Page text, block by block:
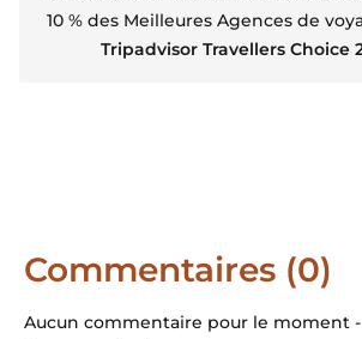
10 % des Meilleures Agences de
Tripadvisor Travellers Choice
Commentaires (0)
Aucun commentaire pour le moment